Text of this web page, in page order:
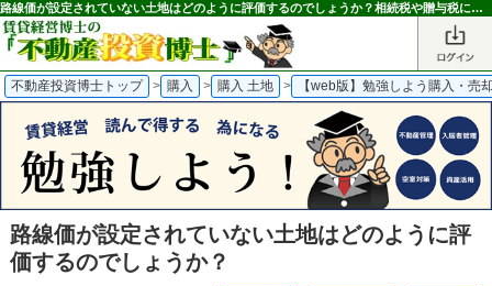
路線価が設定されていない土地はどのように評価するのでしょうか？相続税や贈与税における土地の評価額の算出方法とは？｜不動産投資博士
不動産投資博士トップ > 購入 > 購入 土地 > 【web版】勉強しよう購入・売
路線価が設定されていない土地はどのように評
価するのでしょうか？